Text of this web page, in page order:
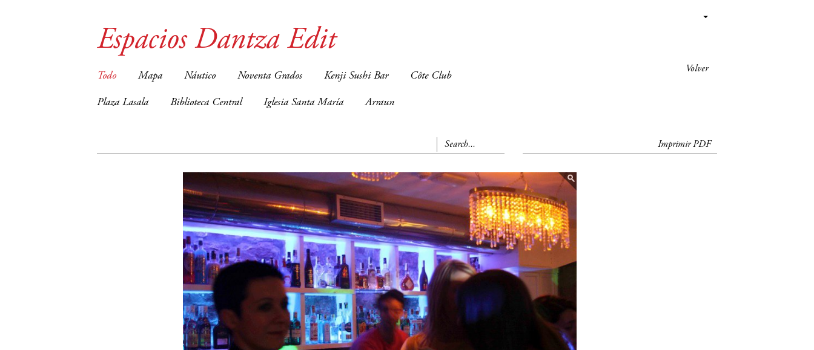
Volver
Espacios Dantza Edit
Todo Mapa Náutico Noventa Grados Kenji Sushi Bar Côte Club
Plaza Lasala Biblioteca Central Iglesia Santa María Arraun
Imprimir PDF